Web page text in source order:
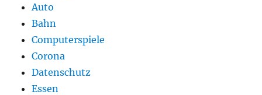
Auto
Bahn
Computerspiele
Corona
Datenschutz
Essen